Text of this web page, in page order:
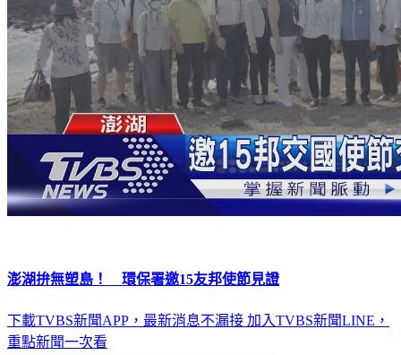
澎湖拚無塑島！ 環保署邀15友邦使節見證
下載TVBS新聞APP，最新消息不漏接 加入TVBS新聞LINE，
重點新聞一次看